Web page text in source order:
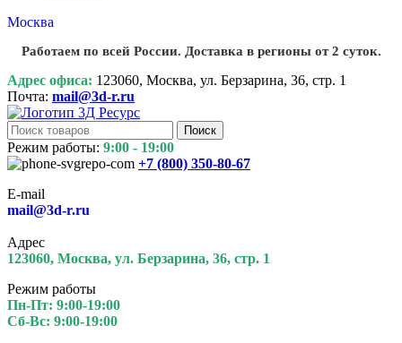
Москва
Работаем по всей России. Доставка в регионы от 2 суток.
Адрес офиса: 123060, Москва, ул. Берзарина, 36, стр. 1
Почта: mail@3d-r.ru
Поиск
Режим работы: 9:00 - 19:00
+7 (800) 350-80-67
E-mail
mail@3d-r.ru
Адрес
123060, Москва, ул. Берзарина, 36, стр. 1
Режим работы
Пн-Пт: 9:00-19:00
Сб-Вс: 9:00-19:00